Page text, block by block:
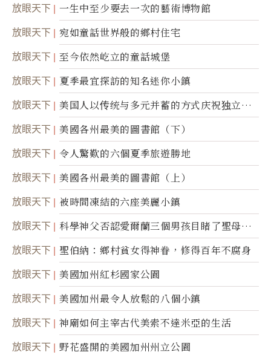
放眼天下 一生中至少要去一次的藝術博物館
放眼天下 宛如童話世界般的鄉村住宅
放眼天下 至今依然屹立的童話城堡
放眼天下 夏季最宜探訪的知名迷你小鎮
放眼天下
美国人以传统与多元并蓄的方式庆祝独立日2
50周年
放眼天下 美國各州最美的圖書館（下）
放眼天下 令人驚歎的六個夏季旅遊勝地
放眼天下 美國各州最美的圖書館（上）
放眼天下 被時間凍結的六座美麗小鎮
放眼天下
科學神父否認愛爾蘭三個男孩目睹了聖母顯
靈
放眼天下 聖伯納：鄉村貧女得神眷，修得百年不腐身
放眼天下 美國加州紅杉國家公園
放眼天下 美國加州最令人放鬆的八個小鎮
放眼天下 神廟如何主宰古代美索不達米亞的生活
放眼天下 野花盛開的美國加州州立公園